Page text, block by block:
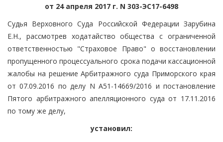
от 24 апреля 2017 г. N 303-ЭС17-6498
Судья Верховного Суда Российской Федерации Зарубина
Е.Н., рассмотрев ходатайство общества с ограниченной
ответственностью "Страховое Право" о восстановлении
пропущенного процессуального срока подачи кассационной
жалобы на решение Арбитражного суда Приморского края
от 07.09.2016 по делу N А51-14669/2016 и постановление
Пятого арбитражного апелляционного суда от 17.11.2016
по тому же делу,
установил: